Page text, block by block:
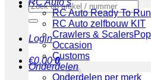
Zoeken
naar:
Login
€0.00 0
RC Auto’s
RC Auto Ready To Run
RC Auto zelfbouw KIT
Crawlers & Scalers
Occasion
Customs
Onderdelen
Onderdelen per merk